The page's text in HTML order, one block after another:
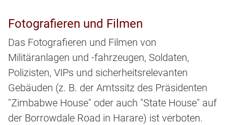
Fotografieren und Filmen
Das Fotografieren und Filmen von
Militäranlagen und -fahrzeugen, Soldaten,
Polizisten, VIPs und sicherheitsrelevanten
Gebäuden (z. B. der Amtssitz des Präsidenten
"Zimbabwe House" oder auch "State House" auf
der Borrowdale Road in Harare) ist verboten.